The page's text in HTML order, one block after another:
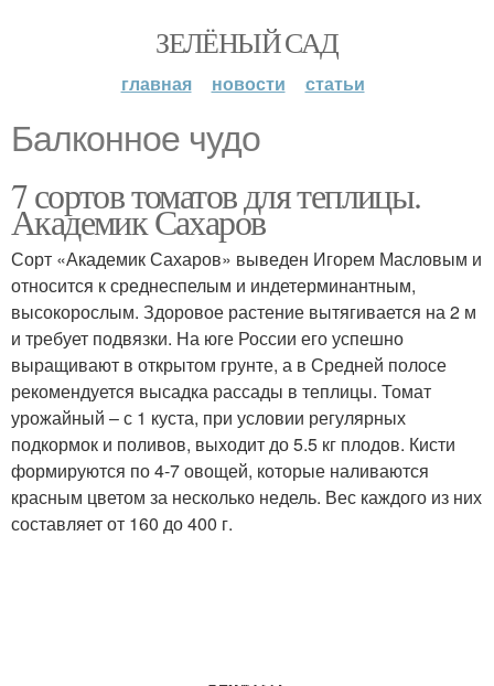
ЗЕЛЁНЫЙ САД
главная новости статьи
Балконное чудо
7 сортов томатов для теплицы.
Академик Сахаров
Сорт «Академик Сахаров» выведен Игорем Масловым и
относится к среднеспелым и индетерминантным,
высокорослым. Здоровое растение вытягивается на 2 м
и требует подвязки. На юге России его успешно
выращивают в открытом грунте, а в Средней полосе
рекомендуется высадка рассады в теплицы. Томат
урожайный – с 1 куста, при условии регулярных
подкормок и поливов, выходит до 5.5 кг плодов. Кисти
формируются по 4-7 овощей, которые наливаются
красным цветом за несколько недель. Вес каждого из них
составляет от 160 до 400 г.